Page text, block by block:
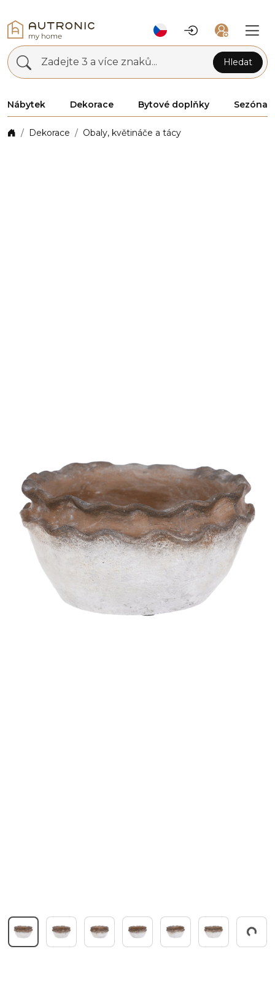
Zadejte 3 a více znaků... Hledat
Nábytek Dekorace Bytové doplňky Sezóna
Dekorace Obaly, květináče a tácy
Pracuji...